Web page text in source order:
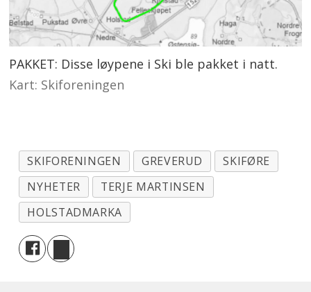
PAKKET: Disse løypene i Ski ble pakket i natt.
Kart: Skiforeningen
SKIFORENINGEN GREVERUD
SKIFØRE
NYHETER
TERJE MARTINSEN
HOLSTADMARKA